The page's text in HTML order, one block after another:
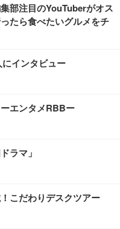
部注目のYouTuberがオス
たら食べたいグルメをチ
にインタビュー
エンタメRBBー
ラマ」
こだわりデスクツアー